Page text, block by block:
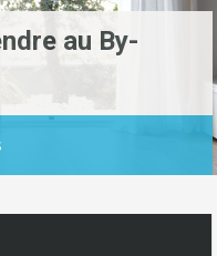
au By-